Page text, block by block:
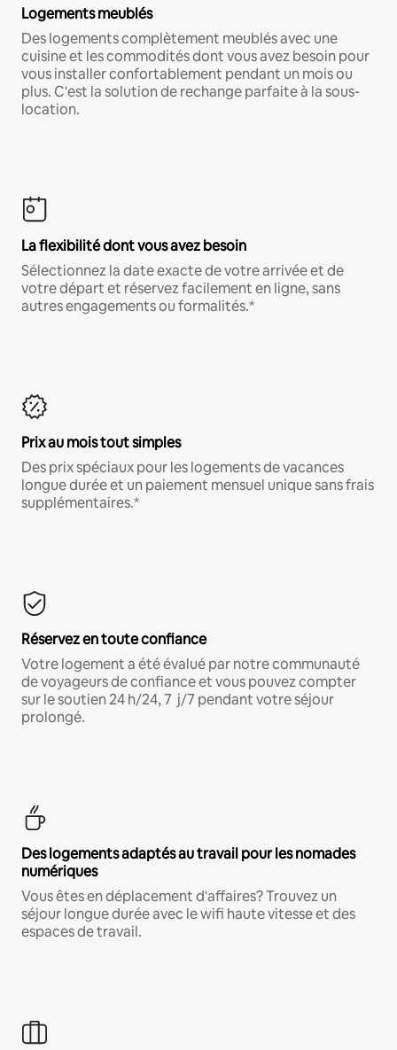
Logements meublés
Des logements complètement meublés avec une
cuisine et les commodités dont vous avez besoin pour
vous installer confortablement pendant un mois ou
plus. C'est la solution de rechange parfaite à la sous-
location.
La flexibilité dont vous avez besoin
Sélectionnez la date exacte de votre arrivée et de
votre départ et réservez facilement en ligne, sans
autres engagements ou formalités.*
Prix au mois tout simples
Des prix spéciaux pour les logements de vacances
longue durée et un paiement mensuel unique sans frais
supplémentaires.*
Réservez en toute confiance
Votre logement a été évalué par notre communauté
de voyageurs de confiance et vous pouvez compter
sur le soutien 24 h/24, 7 j/7 pendant votre séjour
prolongé.
Des logements adaptés au travail pour les nomades
numériques
Vous êtes en déplacement d'affaires? Trouvez un
séjour longue durée avec le wifi haute vitesse et des
espaces de travail.